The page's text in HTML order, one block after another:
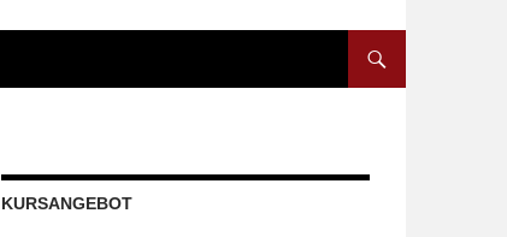
KURSANGEBOT